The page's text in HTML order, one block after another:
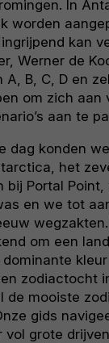
In
worden
kan
Werner de
A, B, C, D en
om zich aan
aan te
dag konden
het
bij Portal
en we tot
om een
zodiactocht
de mooiste
gids
vol grote